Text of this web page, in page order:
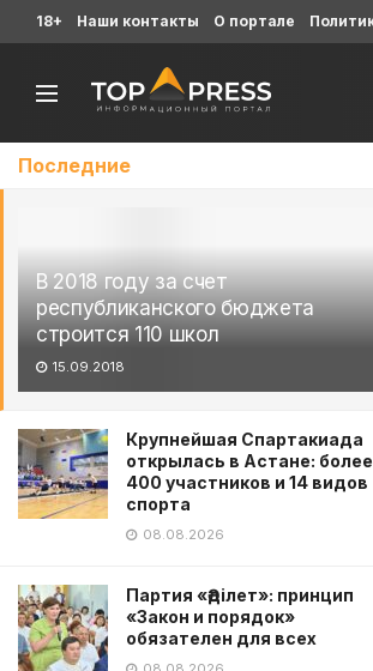
Последние
В 2018 году за счет
республиканского бюджета
строится 110 школ
15.09.2018
Крупнейшая Спартакиада
открылась в Астане: более
400 участников и 14 видов
спорта
08.08.2026
Партия «Әділет»: принцип
«Закон и порядок»
обязателен для всех
18+ Наши контакты О портале